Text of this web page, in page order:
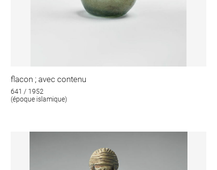
flacon ; avec contenu
641 / 1952
(époque islamique)